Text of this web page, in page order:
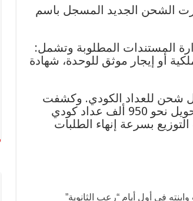
الشحن الجديد المسجل باسم
المستندات المطلوبة وتشمل:
أو إيجار موثق للوحدة، شهادة
8 أو 10)، وآخر إيصال شحن للعداد الكودي. وكشفت
المؤشرات الرسمية عن نجاح الدولة في تحويل نحو 950 ألف عداد كودي
بسرعة إنهاء الطلبات
في أول أيام “رعب الثانوية”